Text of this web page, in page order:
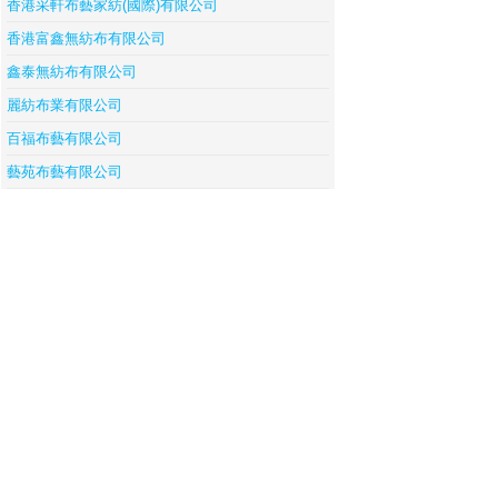
香港采軒布藝家紡(國際)有限公司
香港富鑫無紡布有限公司
鑫泰無紡布有限公司
麗紡布業有限公司
百福布藝有限公司
藝苑布藝有限公司